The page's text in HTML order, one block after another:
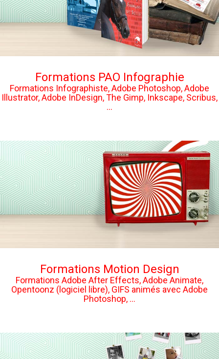
Formations PAO Infographie
Formations Infographiste, Adobe Photoshop, Adobe
Illustrator, Adobe InDesign, The Gimp, Inkscape, Scribus,
...
Formations Motion Design
Formations Adobe After Effects, Adobe Animate,
Opentoonz (logiciel libre), GIFS animés avec Adobe
Photoshop, ...